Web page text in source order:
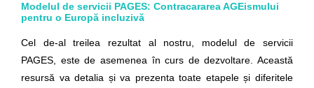
Modelul de servicii PAGES: Contracararea AGEismului
pentru o Europă incluzivă
Cel de-al treilea rezultat al nostru, modelul de servicii
PAGES, este de asemenea în curs de dezvoltare. Această
resursă va detalia și va prezenta toate etapele și diferitele